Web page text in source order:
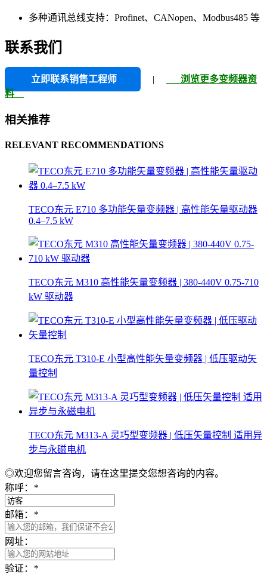
多种通讯总线支持：Profinet、CANopen、Modbus485 等
联系我们
立即联系销售工程师 |
浏览更多变频器资
料
相关推荐
RELEVANT RECOMMENDATIONS
TECO东元 E710 多功能矢量变频器 | 高性能矢量驱动器
0.4–7.5 kW
TECO东元 M310 高性能矢量变频器 | 380-440V 0.75-710
kW 驱动器
TECO东元 T310-E 小型高性能矢量变频器 | 低压驱动矢
量控制
TECO东元 M313-A 灵巧型变频器 | 低压矢量控制 适用异
步与永磁电机
◎欢迎您留言咨询，请在这里提交您想咨询的内容。
称呼： *
邮箱： *
网址：
验证： *